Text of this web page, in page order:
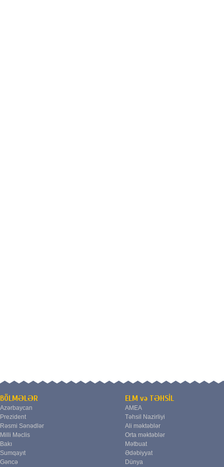
BÖLMƏLƏR
Azərbaycan
Prezident
Rəsmi Sənədlər
Milli Məclis
Bakı
Sumqayıt
Gəncə
ELM və TƏHSİL
AMEA
Təhsil Nazirliyi
Ali məktəblər
Orta məktəblər
Mətbuat
Ədəbiyyat
Dünya